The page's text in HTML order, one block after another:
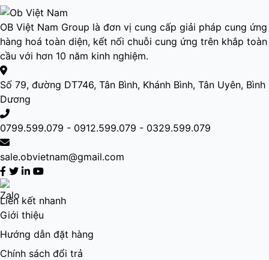
OB Việt Nam Group là đơn vị cung cấp giải pháp cung ứng
hàng hoá toàn diện, kết nối chuỗi cung ứng trên khắp toàn
cầu với hơn 10 năm kinh nghiệm.
Số 79, đường DT746, Tân Bình, Khánh Bình, Tân Uyên, Bình
Dương
0799.599.079 - 0912.599.079 - 0329.599.079
sale.obvietnam@gmail.com
Liên kết nhanh
Giới thiệu
Hướng dẫn đặt hàng
Chính sách đổi trả